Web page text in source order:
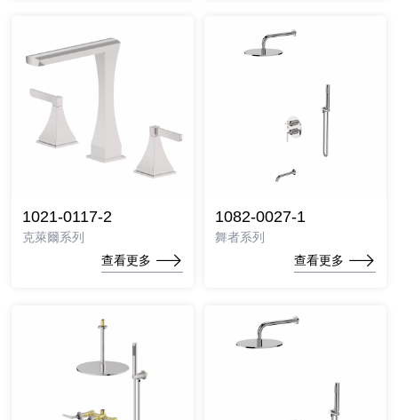
1021-0117-2
克萊爾系列
查看更多
1082-0027-1
舞者系列
查看更多